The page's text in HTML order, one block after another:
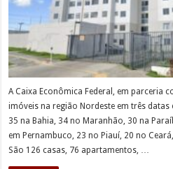
A Caixa Econômica Federal, em parceria
imóveis na região Nordeste em três
35 na Bahia, 34 no Maranhão, 30 na
em Pernambuco, 23 no Piauí, 20 no
São 126 casas, 76 apartamentos, …